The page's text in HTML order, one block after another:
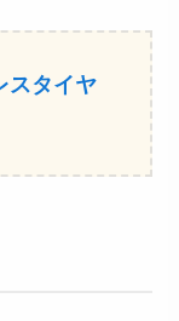
スタイヤ